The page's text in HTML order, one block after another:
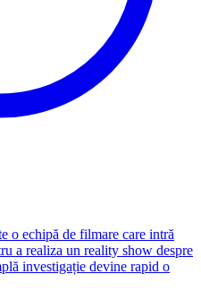
o echipă de filmare care intră
a realiza un reality show despre
investigație devine rapid o